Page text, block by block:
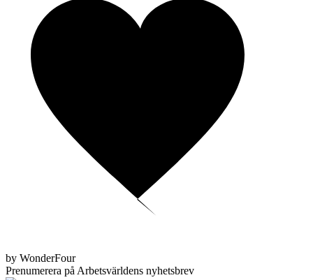
by WonderFour
Prenumerera på Arbetsvärldens nyhetsbrev